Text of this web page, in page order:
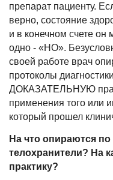
препарат пациенту.
верно, состояние
и в конечном счете он
одно - «НО».
своей работе врач
протоколы
ДОКАЗАТЕЛЬНУЮ
применения того или
который прошел
На что опираются
телохранители? На
практику?